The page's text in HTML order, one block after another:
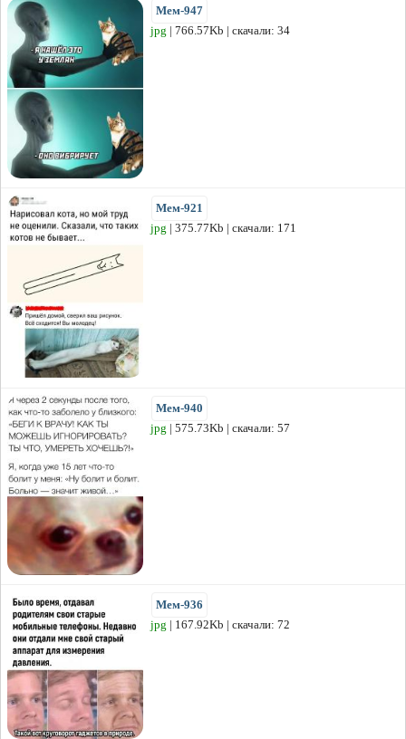
Мем-947
jpg | 766.57Kb | скачали: 34
Мем-921
jpg | 375.77Kb | скачали: 171
Мем-940
jpg | 575.73Kb | скачали: 57
Мем-936
jpg | 167.92Kb | скачали: 72